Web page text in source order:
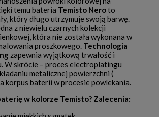
temu bateria Temisto Neroto
który długo utrzymuje swoją barwę.
z niewielu czarnych kolekcji
która nie została wykonana w
proszkowego. Technologia
zapewnia wyjątkową trwałość i
W skrócie – proces electroplatingu
metalicznej powierzchni (
korpus baterii w procesie powlekania.
w kolorze Temisto? Zalecenia: